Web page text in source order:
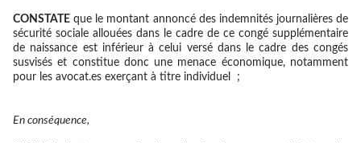
CONSTATE que le montant annoncé des indemnités journalières de
sécurité sociale allouées dans le cadre de ce congé supplémentaire
de naissance est inférieur à celui versé dans le cadre des congés
susvisés et constitue donc une menace économique, notamment
pour les avocat.es exerçant à titre individuel ;
En conséquence,